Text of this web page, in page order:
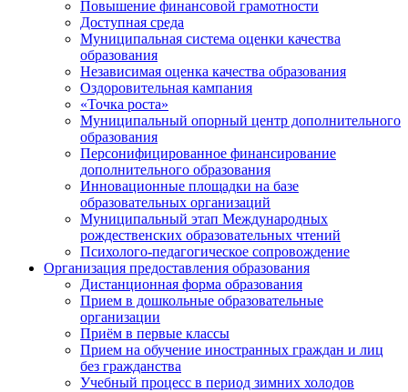
Повышение финансовой грамотности
Доступная среда
Муниципальная система оценки качества
образования
Независимая оценка качества образования
Оздоровительная кампания
«Точка роста»
Муниципальный опорный центр дополнительного
образования
Персонифицированное финансирование
дополнительного образования
Инновационные площадки на базе
образовательных организаций
Муниципальный этап Международных
рождественских образовательных чтений
Психолого-педагогическое сопровождение
Организация предоставления образования
Дистанционная форма образования
Прием в дошкольные образовательные
организации
Приём в первые классы
Прием на обучение иностранных граждан и лиц
без гражданства
Учебный процесс в период зимних холодов